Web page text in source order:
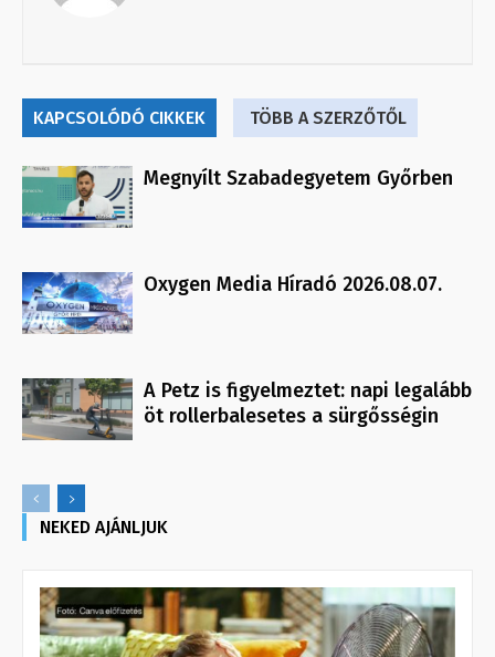
KAPCSOLÓDÓ CIKKEK TÖBB A SZERZŐTŐL
Megnyílt Szabadegyetem Győrben
Oxygen Media Híradó 2026.08.07.
A Petz is figyelmeztet: napi legalább
öt rollerbalesetes a sürgősségin
NEKED AJÁNLJUK